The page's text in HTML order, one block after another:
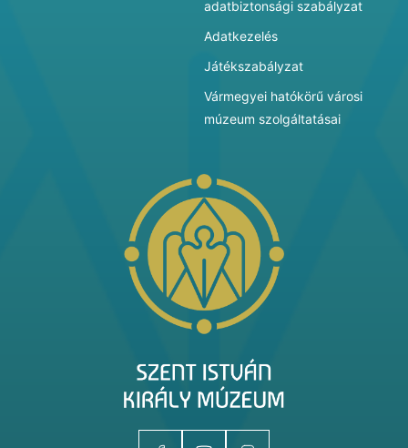
adatbiztonsági szabályzat
Adatkezelés
Játékszabályzat
Vármegyei hatókörű városi
múzeum szolgáltatásai